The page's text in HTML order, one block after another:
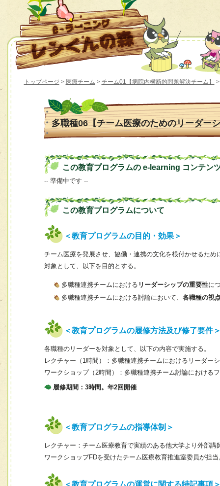
トップページ > 医療チーム > チーム01【病院内横断的問題解決チーム】
多職種06【チーム医療のためのリーダー
この教育プログラムの e-learning コンテン
-- 準備中です --
この教育プログラムについて
＜教育プログラムの目的・効果＞
チーム医療を発展させ、協働・連携の文化を根付かせるた
対象として、以下を目的とする。
多職種連携チームにおける リーダーシップの重要性に
多職種連携チームにおける討論において、各職種の視
＜教育プログラムの履修方法及び修了要件
各職種のリーダーを対象として、以下の内容で実施する。
レクチャー（1時間）：多職種連携チームにおけるリーダー
ワークショップ（2時間）：多職種連携チーム討論における
履修期間：3時間。年2回開催
＜教育プログラムの指導体制＞
レクチャー：チーム医療教育で実績のある他大学より外部講
ワークショップFDを受けたチーム医療教育推進室委員が担当
＜教育プログラムの運営に関する特記事項